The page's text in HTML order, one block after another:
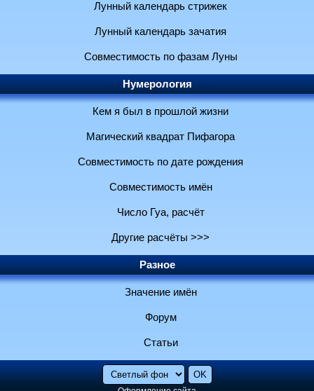
Лунный календарь стрижек
Лунный календарь зачатия
Совместимость по фазам Луны
Нумерология
Кем я был в прошлой жизни
Магический квадрат Пифагора
Совместимость по дате рождения
Совместимость имён
Число Гуа, расчёт
Другие расчёты >>>
Разное
Значение имён
Форум
Статьи